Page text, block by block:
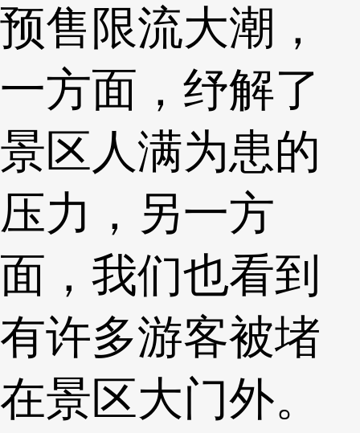
预售限流大潮，
一方面，纾解了
景区人满为患的
压力，另一方
面，我们也看到
有许多游客被堵
在景区大门外。